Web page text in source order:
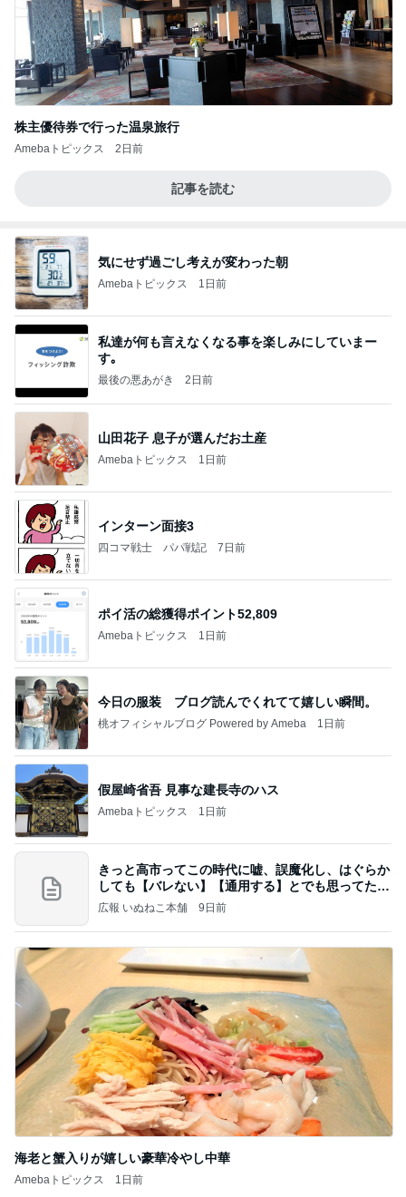
株主優待券で行った温泉旅行
Amebaトピックス 2日前
記事を読む
気にせず過ごし考えが変わった朝
Amebaトピックス 1日前
私達が何も言えなくなる事を楽しみにしていまー
す｡
最後の悪あがき 2日前
山田花子 息子が選んだお土産
Amebaトピックス 1日前
インターン面接3
四コマ戦士 パパ戦記 7日前
ポイ活の総獲得ポイント52,809
Amebaトピックス 1日前
今日の服装 ブログ読んでくれてて嬉しい瞬間。
桃オフィシャルブログ Powered by Ameba 1日前
假屋崎省吾 見事な建長寺のハス
Amebaトピックス 1日前
きっと高市ってこの時代に嘘、誤魔化し、はぐらか
しても【バレない】【通用する】とでも思ってたん
だろ
広報 いぬねこ本舗 9日前
海老と蟹入りが嬉しい豪華冷やし中華
Amebaトピックス 1日前